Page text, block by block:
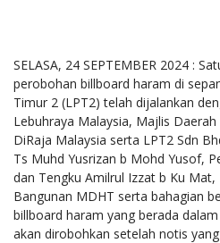
SELASA, 24 SEPTEMBER 2024 :
perobohan billboard haram di
Timur 2 (LPT2) telah dijalankan
Lebuhraya Malaysia, Majlis
DiRaja Malaysia serta LPT2 Sdn
Ts Muhd Yusrizan b Mohd Yusof,
dan Tengku Amilrul Izzat b Ku
Bangunan MDHT serta bahagian
billboard haram yang berada
akan dirobohkan setelah notis